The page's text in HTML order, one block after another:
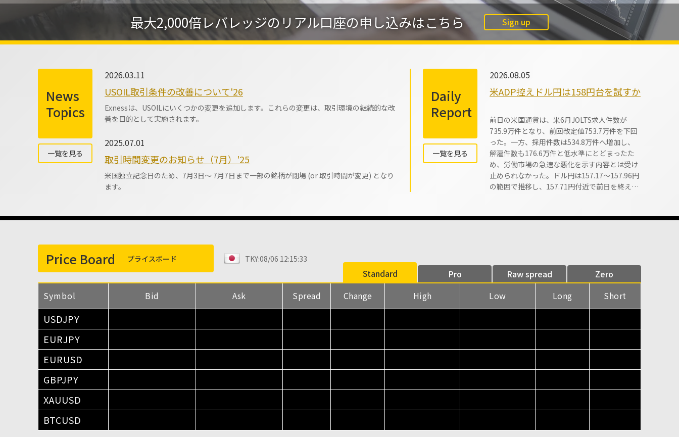
最大2,000倍レバレッジのリアル口座の申し込みはこちら Sign up
News
Topics
一覧を見る
2026.03.11
USOIL取引条件の改善について'26
Exnessは、USOILにいくつかの変更を追加します。これらの変更は、取引環境の継続的な改
善を目的として実施されます。
2025.07.01
取引時間変更のお知らせ（7月）'25
米国独立記念日のため、7月3日〜 7月7日まで一部の銘柄が閉場 (or 取引時間が変更) となり
ます。
Daily
Report
一覧を見る
2026.08.05
米ADP控えドル円は158円台を試すか
前日の米国通貨は、米6月JOLTS求人件数が
735.9万件となり、前回改定値753.7万件を下回
った。一方、採用件数は534.8万件へ増加し、
解雇件数も176.6万件と低水準にとどまったた
め、労働市場の急速な悪化を示す内容とは受け
止められなかった。ドル円は157.17～157.96円
の範囲で推移し、157.71円付近で前日を終え
158.00円付近、下値では157.20～157.30円付近
昇した。原油価格は協議への期待で下落した
後、イラン側の否定を受けて反発し、エネルギ
ー価格の振れがポンドの方向感を限定する材料
となった。ポンドドルは1.3418～1.3458ドルの
範囲で推移し、1.3451ドル付近で前日を終え
ア時間は1.3450ドル台で推移しており、1.3460
には米7月ADP雇用統計が予定されており、雇
から伸びが鈍化する予想である。22:45には米7
Price Board プライスボード
LDN:08/06 04:15:34 NY:08/05 23:15:34 TKY:08/06 12:15:34
Standard Pro Raw spread
Zero
Symbol
Bid Ask Spread Change High Low Long Short
USDJPY
EURJPY
EURUSD
GBPJPY
XAUUSD
BTCUSD